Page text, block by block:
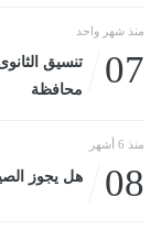
منذ شهر واحد
07
محافظة
منذ 6 أشهر
08 هل يجوز